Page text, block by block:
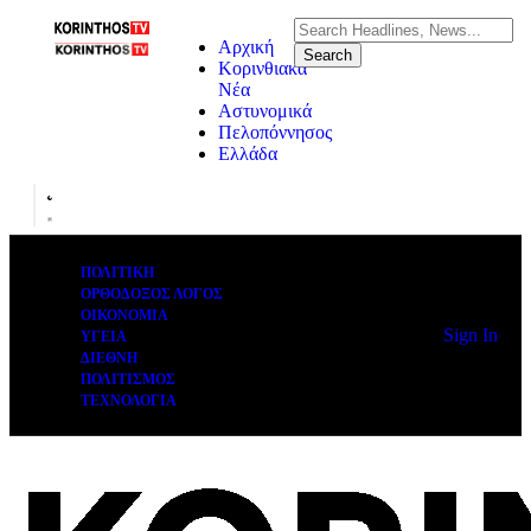
Αρχική
Κορινθιακά
Νέα
Αστυνομικά
Πελοπόννησος
Ελλάδα
ΠΟΛΙΤΙΚΗ
ΟΡΘΟΔΟΞΟΣ ΛΟΓΟΣ
ΟΙΚΟΝΟΜΙΑ
ΥΓΕΙΑ
ΔΙΕΘΝΗ
ΠΟΛΙΤΙΣΜΟΣ
ΤΕΧΝΟΛΟΓΙΑ
Sign In